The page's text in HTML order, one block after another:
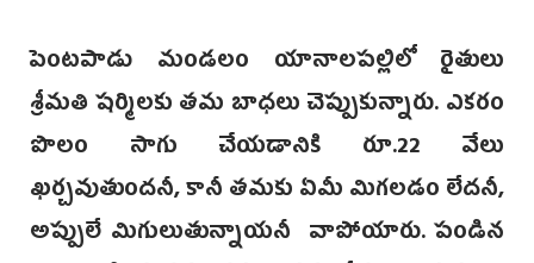
పెంటపాడు మండలం యానాలపల్లిలో రైతులు
శ్రీమతి షర్మిలకు తమ బాధలు చెప్పుకున్నారు. ఎకరం
పొలం సాగు చేయడానికి రూ.22 వేలు
ఖర్చవుతుందనీ, కానీ తమకు ఏమీ మిగలడం లేదనీ,
అప్పులే మిగులుతున్నాయనీ వాపోయారు. పండిన